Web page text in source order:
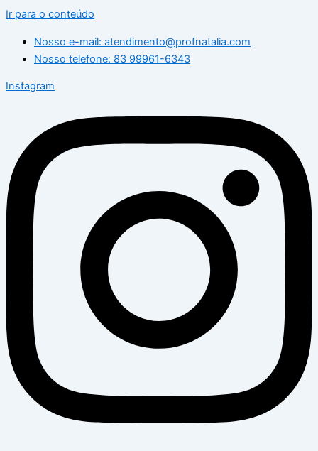
Ir para o conteúdo
Nosso e-mail: atendimento@profnatalia.com
Nosso telefone: 83 99961-6343
Instagram